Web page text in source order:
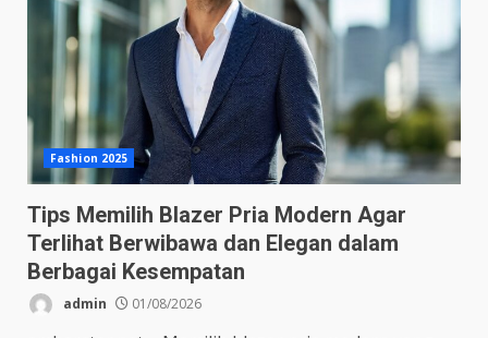
Fashion 2025
Tips Memilih Blazer Pria Modern Agar
Terlihat Berwibawa dan Elegan dalam
Berbagai Kesempatan
admin 01/08/2026